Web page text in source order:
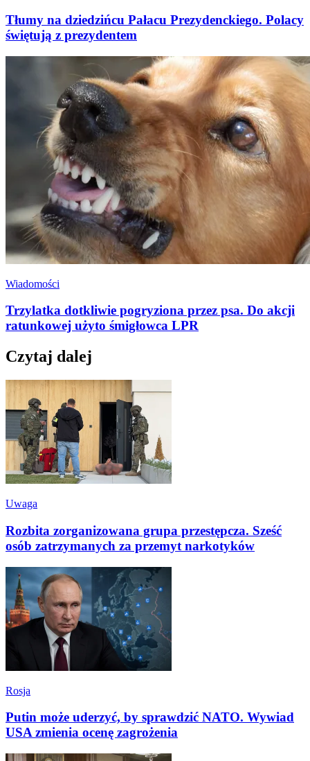
Tłumy na dziedzińcu Pałacu Prezydenckiego. Polacy
świętują z prezydentem
Wiadomości
Trzylatka dotkliwie pogryziona przez psa. Do akcji
ratunkowej użyto śmigłowca LPR
Czytaj dalej
Uwaga
Rozbita zorganizowana grupa przestępcza. Sześć
osób zatrzymanych za przemyt narkotyków
Rosja
Putin może uderzyć, by sprawdzić NATO. Wywiad
USA zmienia ocenę zagrożenia